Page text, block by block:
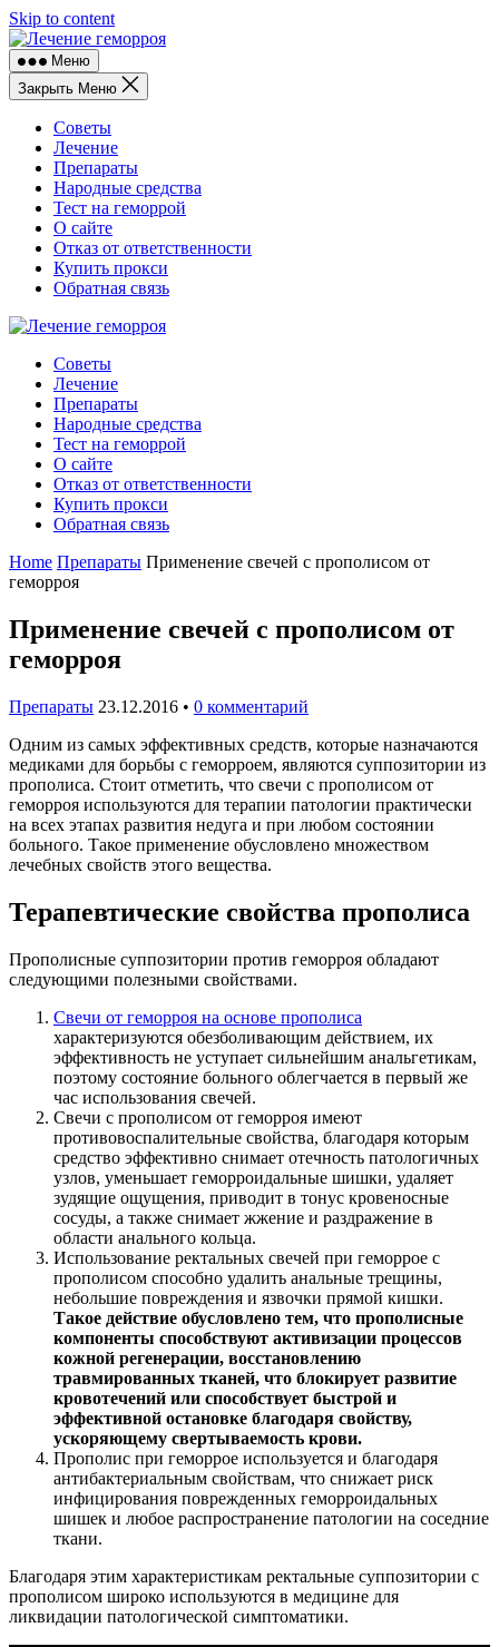
Skip to content
Меню
Закрыть Меню
Советы
Лечение
Препараты
Народные средства
Тест на геморрой
О сайте
Отказ от ответственности
Купить прокси
Обратная связь
Советы
Лечение
Препараты
Народные средства
Тест на геморрой
О сайте
Отказ от ответственности
Купить прокси
Обратная связь
Home Препараты Применение свечей с прополисом от
геморроя
Применение свечей с прополисом от
геморроя
Препараты 23.12.2016 • 0 комментарий
Одним из самых эффективных средств, которые назначаются
медиками для борьбы с геморроем, являются суппозитории из
прополиса. Стоит отметить, что свечи с прополисом от
геморроя используются для терапии патологии практически
на всех этапах развития недуга и при любом состоянии
больного. Такое применение обусловлено множеством
лечебных свойств этого вещества.
Терапевтические свойства прополиса
Прополисные суппозитории против геморроя обладают
следующими полезными свойствами.
Свечи от геморроя на основе прополиса
характеризуются обезболивающим действием, их
эффективность не уступает сильнейшим анальгетикам,
поэтому состояние больного облегчается в первый же
час использования свечей.
Свечи с прополисом от геморроя имеют
противовоспалительные свойства, благодаря которым
средство эффективно снимает отечность патологичных
узлов, уменьшает геморроидальные шишки, удаляет
зудящие ощущения, приводит в тонус кровеносные
сосуды, а также снимает жжение и раздражение в
области анального кольца.
Использование ректальных свечей при геморрое с
прополисом способно удалить анальные трещины,
небольшие повреждения и язвочки прямой кишки.
Такое действие обусловлено тем, что прополисные
компоненты способствуют активизации процессов
кожной регенерации, восстановлению
травмированных тканей, что блокирует развитие
кровотечений или способствует быстрой и
эффективной остановке благодаря свойству,
ускоряющему свертываемость крови.
Прополис при геморрое используется и благодаря
антибактериальным свойствам, что снижает риск
инфицирования поврежденных геморроидальных
шишек и любое распространение патологии на соседние
ткани.
Благодаря этим характеристикам ректальные суппозитории с
прополисом широко используются в медицине для
ликвидации патологической симптоматики.